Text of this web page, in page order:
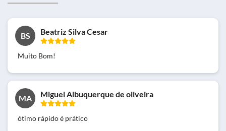
BS Beatriz Silva Cesar
Muito Bom!
MA Miguel Albuquerque de oliveira
ótimo rápido é prático